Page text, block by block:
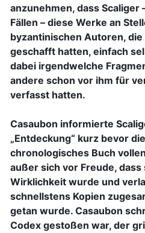
anzunehmen, dass Scaliger
Fällen – diese Werke an
byzantinischen Autoren,
geschafft hatten, einfach
dabei irgendwelche
andere schon vor ihm für
verfasst hatten.
Casaubon informierte
„Entdeckung“ kurz bevor
chronologisches Buch
außer sich vor Freude, dass
Wirklichkeit wurde und
schnellstens Kopien
getan wurde. Casaubon
Codex gestoßen war, der